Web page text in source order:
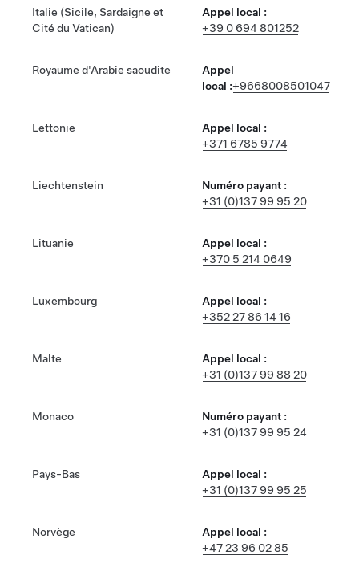
Italie (Sicile, Sardaigne et
Cité du Vatican)
Appel local :
+39 0 694 801252
Royaume d'Arabie saoudite
Appel
local :+9668008501047
Lettonie
Appel local :
+371 6785 9774
Liechtenstein
Numéro payant :
+31 (0)137 99 95 20
Lituanie
Appel local :
+370 5 214 0649
Luxembourg
Appel local :
+352 27 86 14 16
Malte
Appel local :
+31 (0)137 99 88 20
Monaco
Numéro payant :
+31 (0)137 99 95 24
Pays-Bas
Appel local :
+31 (0)137 99 95 25
Norvège
Appel local :
+47 23 96 02 85